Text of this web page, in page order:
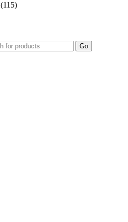
(115)
Go